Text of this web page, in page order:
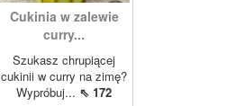
Cukinia w zalewie
curry...
Szukasz chrupiącej
cukinii w curry na zimę?
Wypróbuj... ⇖ 172